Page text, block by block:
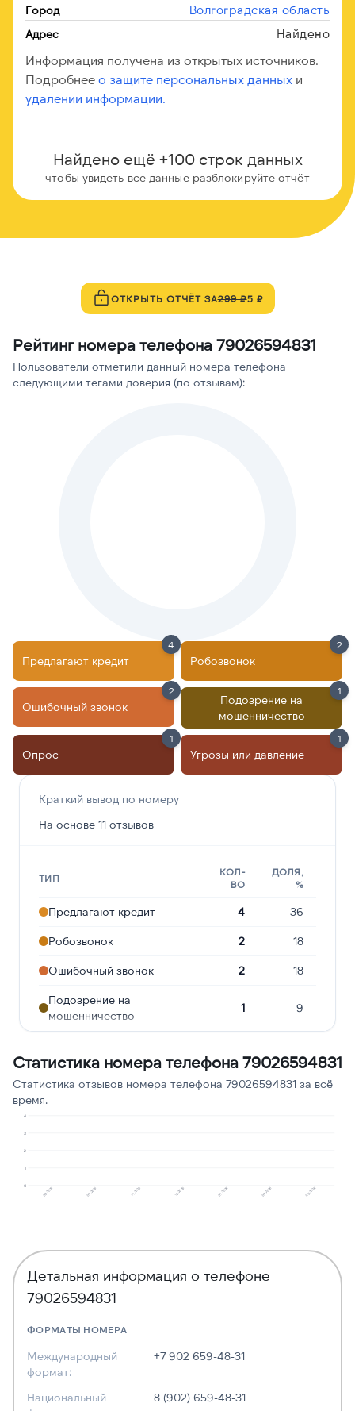
Город Волгоградская область
Адрес Найдено
Информация получена из открытых источников.
Подробнее о защите персональных данных и
удалении информации.
Найдено ещё +100 строк данных
чтобы увидеть все данные разблокируйте отчёт
ОТКРЫТЬ ОТЧЁТ ЗА299 ₽5 ₽
Рейтинг номера телефона 79026594831
Пользователи отметили данный номера телефона
следующими тегами доверия (по отзывам):
Предлагают кредит
4
Робозвонок
2
Ошибочный звонок
2
Подозрение на
мошенничество
1
Опрос
1
Угрозы или давление
1
Краткий вывод по номеру
На основе 11 отзывов
ТИП
КОЛ-
ВО
ДОЛЯ,
%
Предлагают кредит 4 36
Робозвонок 2 18
Ошибочный звонок 2 18
Подозрение на
мошенничество
1 9
Угрозы или давление
Статистика номера телефона 79026594831
Статистика отзывов номера телефона 79026594831 за всё
время.
0
1
2
3
4
08.2025 09.2025 11.2025 12.2025 01.2026 03.2026 06.2026
Детальная информация о телефоне
79026594831
ФОРМАТЫ НОМЕРА
Международный
формат:
+7 902 659-48-31
Национальный
8 (902) 659-48-31